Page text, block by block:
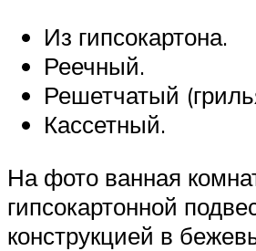
Из гипсокартона.
Реечный.
Решетчатый
Кассетный.
На фото ванная
гипсокартонной
конструкцией в